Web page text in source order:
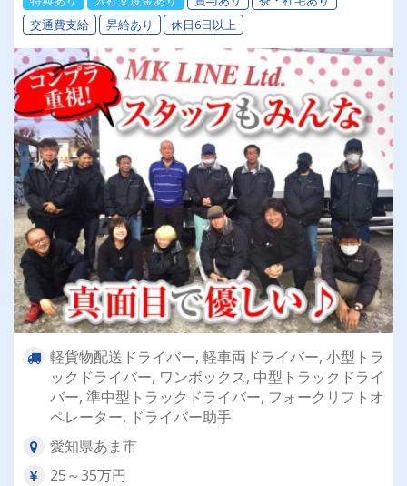
交通費支給
昇給あり 休日6日以上
軽貨物配送ドライバー, 軽車両ドライバー, 小型トラ
ックドライバー, ワンボックス, 中型トラックドライ
バー, 準中型トラックドライバー, フォークリフトオ
ペレーター, ドライバー助手
愛知県あま市
25～35万円